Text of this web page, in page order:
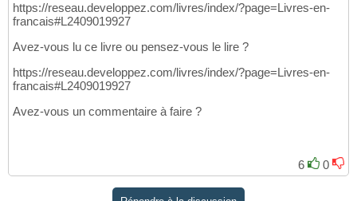
https://reseau.developpez.com/livres/index/?page=Livres-en-
francais#L2409019927
Avez-vous lu ce livre ou pensez-vous le lire ?
https://reseau.developpez.com/livres/index/?page=Livres-en-
francais#L2409019927
Avez-vous un commentaire à faire ?
6 0